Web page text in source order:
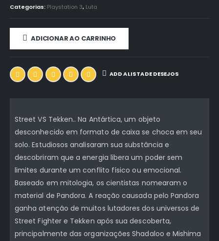
Categorias: Playstation 3, Luta
ADICIONAR AO CARRINHO
ADD A LISTA DE DESEJOS
Street VS Tekken.. Na Antártica, um objeto
desconhecido em formato de caixa se choca em seu
solo. Estudiosos analisaram sua substância e
descobriram que a energia libera um poder sem
limites durante um conflito físico ou emocional.
Baseado em mitologia, os cientistas nomearam o
material de Pandora. A reação causada pelo Pandora
ganha atenção de muitos lutadores dos universos de
Street Fighter e Tekken após sua descoberta,
principalmente das organizações Shadaloo e Mishima